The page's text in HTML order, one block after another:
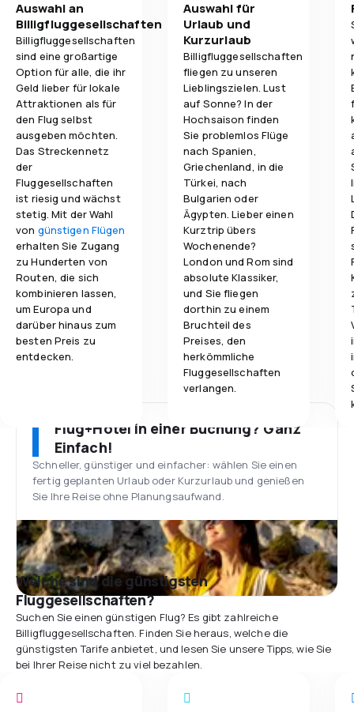
Auswahl an
Billigfluggesellschaften
Billigfluggesellschaften
sind eine großartige
Option für alle, die ihr
Geld lieber für lokale
Attraktionen als für
den Flug selbst
ausgeben möchten.
Das Streckennetz
der
Fluggesellschaften
ist riesig und wächst
stetig. Mit der Wahl
von günstigen Flügen
erhalten Sie Zugang
zu Hunderten von
Routen, die sich
kombinieren lassen,
um Europa und
darüber hinaus zum
besten Preis zu
entdecken.
Auswahl für
Urlaub und
Kurzurlaub
Billigfluggesellschaften
fliegen zu unseren
Lieblingszielen. Lust
auf Sonne? In der
Hochsaison finden
Sie problemlos Flüge
nach Spanien,
Griechenland, in die
Türkei, nach
Bulgarien oder
Ägypten. Lieber einen
Kurztrip übers
Wochenende?
London und Rom sind
absolute Klassiker,
und Sie fliegen
dorthin zu einem
Bruchteil des
Preises, den
herkömmliche
Fluggesellschaften
verlangen.
Flug+Hotel in einer Buchung? Ganz
Einfach!
Schneller, günstiger und einfacher: wählen Sie einen
fertig geplanten Urlaub oder Kurzurlaub und genießen
Sie Ihre Reise ohne Planungsaufwand.
Welche sind die günstigsten
Fluggesellschaften?
Suchen Sie einen günstigen Flug? Es gibt zahlreiche
Billigfluggesellschaften. Finden Sie heraus, welche die
günstigsten Tarife anbietet, und lesen Sie unsere Tipps, wie Sie
bei Ihrer Reise nicht zu viel bezahlen.